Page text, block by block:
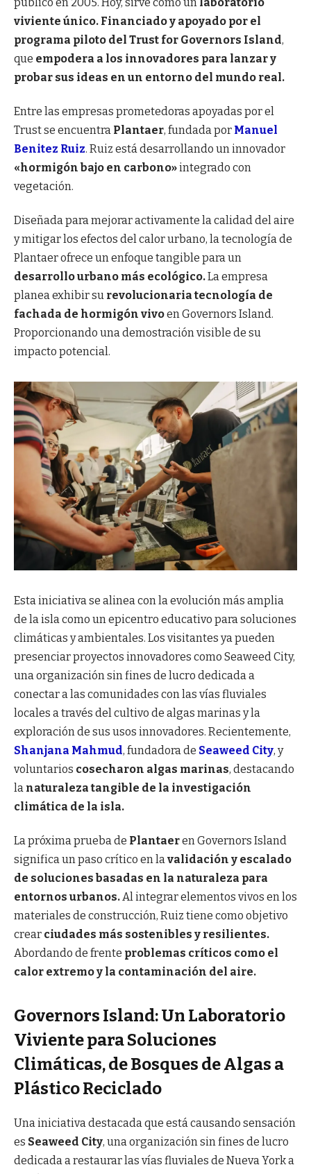
viviente único. Financiado y apoyado por el
programa piloto del Trust for Governors Island,
que empodera a los innovadores para lanzar y
probar sus ideas en un entorno del mundo real.
Entre las empresas prometedoras apoyadas por el
Trust se encuentra Plantaer, fundada por Manuel
Benitez Ruiz. Ruiz está desarrollando un innovador
«hormigón bajo en carbono»integrado con
vegetación.
Diseñada para mejorar activamente la calidad del aire
y mitigar los efectos del calor urbano, la tecnología de
Plantaer ofrece un enfoque tangible para un
desarrollo urbano más ecológico.La empresa
planea exhibir su revolucionaria tecnología de
fachada de hormigón vivoen Governors Island.
Proporcionando una demostración visible de su
impacto potencial.
Esta iniciativa se alinea con la evolución más amplia
de la isla como un epicentro educativo para soluciones
climáticas y ambientales. Los visitantes ya pueden
presenciar proyectos innovadores como Seaweed City,
una organización sin fines de lucro dedicada a
conectar a las comunidades con las vías fluviales
locales a través del cultivo de algas marinas y la
exploración de sus usos innovadores. Recientemente,
Shanjana Mahmud, fundadora de Seaweed City, y
voluntarios cosecharon algas marinas, destacando
la naturaleza tangible de la investigación
climática de la isla.
La próxima prueba de Plantaeren Governors Island
significa un paso crítico en lavalidación y escalado
de soluciones basadas en la naturaleza para
entornos urbanos.Al integrar elementos vivos en los
materiales de construcción, Ruiz tiene como objetivo
crear ciudades más sostenibles y resilientes.
Abordando de frente problemas críticos como el
calor extremo y la contaminación del aire.
Governors Island: Un Laboratorio
Viviente para Soluciones
Climáticas, de Bosques de Algas a
Plástico Reciclado
Una iniciativa destacada que está causando sensación
es Seaweed City, una organización sin fines de lucro
dedicada a restaurar las vías fluviales de Nueva York a